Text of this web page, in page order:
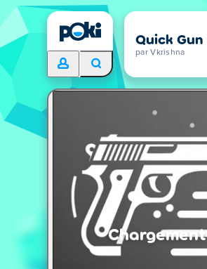
Quick Gun
par Vkrishna
Chargement